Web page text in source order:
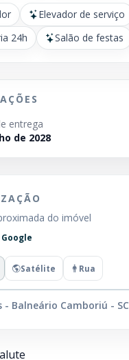
Elevador de serviço
24h
Salão de festas
entrega
de 2028
do imóvel
Satélite Rua
- Balneário Camboriú - SC